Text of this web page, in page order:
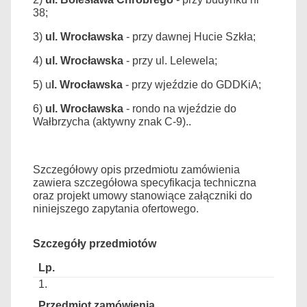
38;
3) ul. Wrocławska - przy dawnej Hucie Szkła;
4) ul. Wrocławska - przy ul. Lelewela;
5) u l. Wrocławska - przy wjeździe do GDDKiA;
6) ul. Wrocławska - rondo na wjeździe do
Wałbrzycha (aktywny znak C-9)..
Szczegółowy opis przedmiotu zamówienia
zawiera szczegółowa specyfikacja techniczna
oraz projekt umowy stanowiące załączniki do
niniejszego zapytania ofertowego.
Szczegóły przedmiotów
1.